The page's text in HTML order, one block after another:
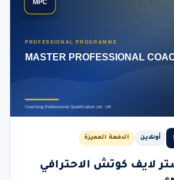
أونلاين الدفعة المميزة
لايف كوتش الاحترافي